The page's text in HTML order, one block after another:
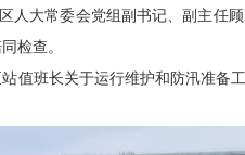
人大常委会党组副书记、副主任
检查。
值班长关于运行维护和防汛准备